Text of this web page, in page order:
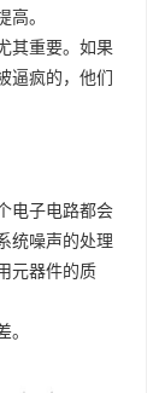
高。
其重要。如果
逼疯的，他们
电子电路都会
统噪声的处理
元器件的质